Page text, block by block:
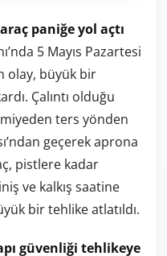
araç paniğeyol açtı
5 Mayıs Pazartesi
olay, büyük bir
Çalıntı olduğu
ters yönden
geçerekaprona
pistlere kadar
iniş ve kalkış saatine
birtehlikeatlatıldı.
güvenliği tehlikeye